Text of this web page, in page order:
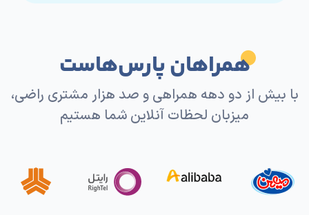
همراهان پارس‌هاست
با بیش از دو دهه همراهی و صد هزار مشتری راضی،
میزبان لحظات آنلاین شما هستیم